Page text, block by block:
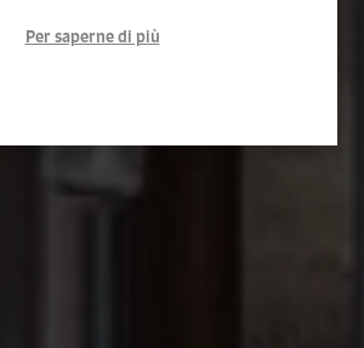
Per saperne di più